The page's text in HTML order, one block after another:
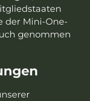
der Mini-One-
genommen